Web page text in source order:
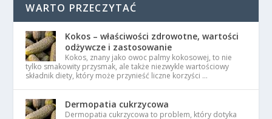
WARTO PRZECZYTAĆ
Kokos – właściwości zdrowotne, wartości
odżywcze i zastosowanie
Kokos, znany jako owoc palmy kokosowej, to nie
tylko smakowity przysmak, ale także niezwykle wartościowy
składnik diety, który może przynieść liczne korzyści …
Dermopatia cukrzycowa
Dermopatia cukrzycowa to problem, który dotyka